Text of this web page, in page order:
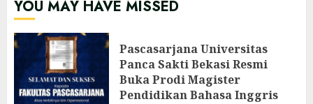
YOU MAY HAVE MISSED
Pascasarjana Universitas
Panca Sakti Bekasi Resmi
Buka Prodi Magister
Pendidikan Bahasa Inggris